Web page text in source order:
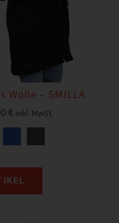
Wolle – SMILLA
€ inkl. MwSt.